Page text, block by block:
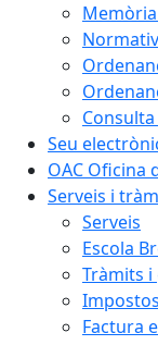
Seu
OAC Oficina
Serveis i
Serveis
Escola
Tràmits
Factura